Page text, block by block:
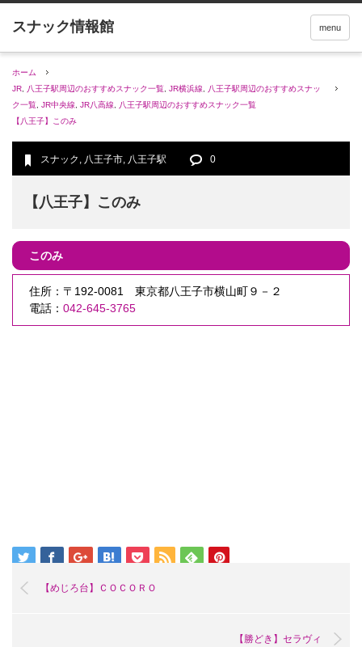
menu
ホーム
JR
八王子駅周辺のおすすめスナック一覧 JR横浜線
八王子駅周辺のおすすめスナッ
ク一覧 JR中央線 JR八高線
八王子駅周辺のおすすめスナック一覧
【八王子】このみ
スナック , 八王子市, 八王子駅 0
【八王子】このみ
このみ
住所：〒192-0081 東京都八王子市横山町９－２
電話： 042-645-3765
【めじろ台】ＣＯＣＯＲＯ
【勝どき】セラヴィ